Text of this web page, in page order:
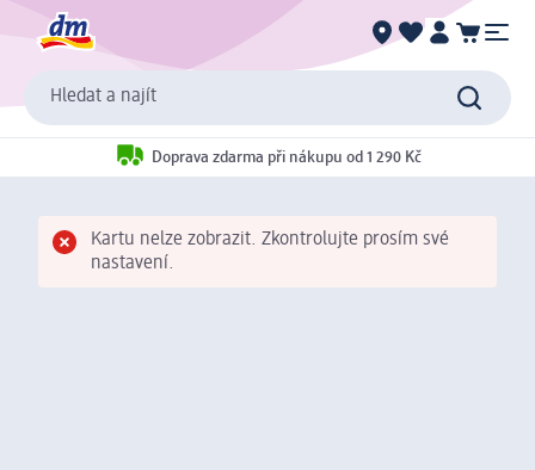
Hledat a najít
Doprava zdarma při nákupu od 1 290 Kč
Kartu nelze zobrazit. Zkontrolujte prosím své
nastavení.